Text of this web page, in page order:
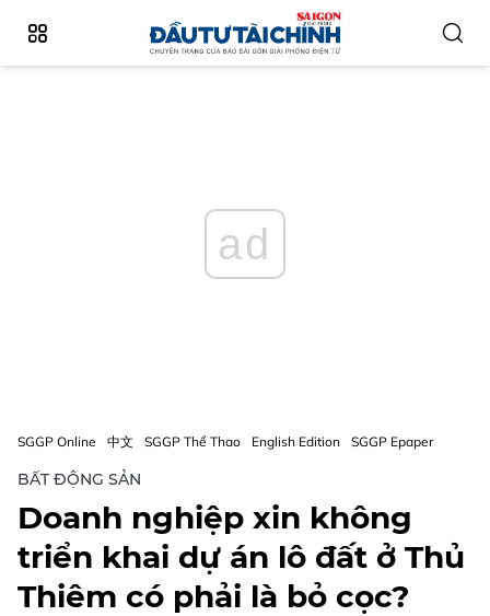
ad
SGGP Online 中文 SGGP Thể Thao English Edition SGGP Epaper
BẤT ĐỘNG SẢN
Doanh nghiệp xin không
triển khai dự án lô đất ở Thủ
Thiêm có phải là bỏ cọc?